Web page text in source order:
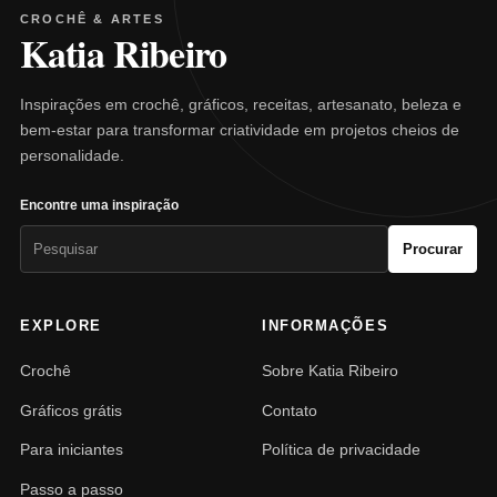
CROCHÊ & ARTES
Katia Ribeiro
Inspirações em crochê, gráficos, receitas, artesanato, beleza e
bem-estar para transformar criatividade em projetos cheios de
personalidade.
Encontre uma inspiração
Procurar
EXPLORE
Crochê
Gráficos grátis
Para iniciantes
Passo a passo
INFORMAÇÕES
Sobre Katia Ribeiro
Contato
Política de privacidade